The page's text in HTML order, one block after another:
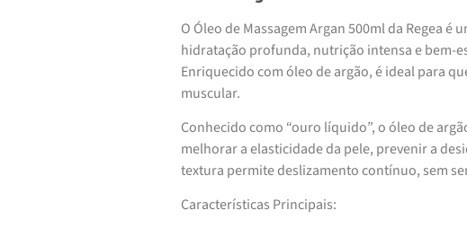
O Óleo de Massagem Argan 500ml da Regea
hidratação profunda, nutrição intensa e bem-
Enriquecido com óleo de argão, é ideal para
muscular.
Conhecido como “ouro líquido”, o óleo de
melhorar a elasticidade da pele, prevenir a
textura permite deslizamento contínuo, sem
Características Principais: